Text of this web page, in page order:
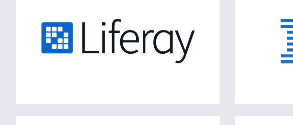
Mehr erfahren Mehr
Die Robots von Automation Anywhere